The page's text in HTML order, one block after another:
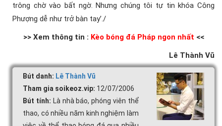
trông chờ vào bất ngờ. Nhưng chúng tôi tự tin khóa Công
Phượng dễ như trở bàn tay’./
>> Xem thông tin : Kèo bóng đá Pháp ngon nhất <<
Lê Thành Vũ
Bút danh: Lê Thành Vũ
Tham gia soikeoz.vip: 12/07/2006
Bút tính: Là nhà báo, phóng viên thể
thao, có nhiều năm kinh nghiệm làm